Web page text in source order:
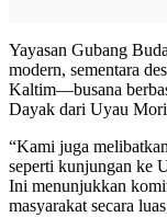
Yayasan Gubang
modern, sementara
Kaltim—busana
Dayak dari Uyau
“Kami juga
seperti kunjungan ke
Ini menunjukkan
masyarakat secara